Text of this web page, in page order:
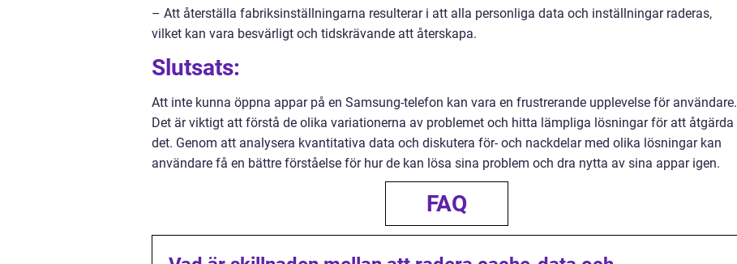
– Att återställa fabriksinställningarna resulterar i att alla personliga data och inställningar raderas,
vilket kan vara besvärligt och tidskrävande att återskapa.
Slutsats:
Att inte kunna öppna appar på en Samsung-telefon kan vara en frustrerande upplevelse för användare.
Det är viktigt att förstå de olika variationerna av problemet och hitta lämpliga lösningar för att åtgärda
det. Genom att analysera kvantitativa data och diskutera för- och nackdelar med olika lösningar kan
användare få en bättre förståelse för hur de kan lösa sina problem och dra nytta av sina appar igen.
FAQ